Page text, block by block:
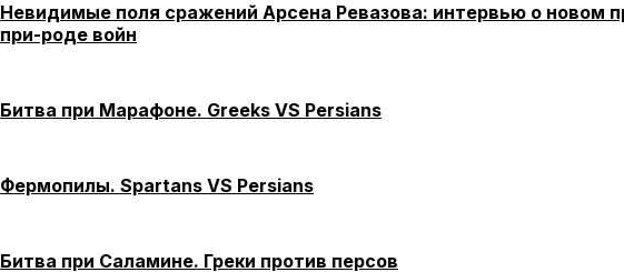
Невидимые поля сражений Арсена Ревазова: интервью о новом
при-роде войн
Битва при Марафоне. Greeks VS Persians
Фермопилы. Spartans VS Persians
Битва при Саламине. Греки против персов